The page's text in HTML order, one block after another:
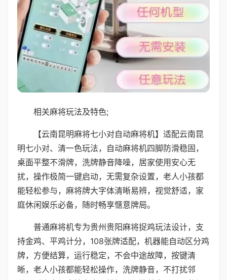
相关麻将玩法及特色;
【云南昆明麻将七小对自动麻将机】适配云南昆
明七小对、清一色玩法，自动麻将机四脚防滑稳固，
桌面平整不滑牌，洗牌静音降噪，居家使用安心无
扰，操作极简一键启动，无需复杂设置，老人小孩都
能轻松参与，麻将牌大字体清晰易辨，视觉舒适，家
庭休闲娱乐必备，随时畅享惬意牌局。
普通麻将机专为贵州贵阳麻将捉鸡玩法设计，支
持金鸡、平鸡计分，108张牌适配，机器能自动区分鸡
牌，方便结算，运行稳定，不会中途故障，按键清
晰，老人小孩都能轻松操作，洗牌静音，不打扰邻